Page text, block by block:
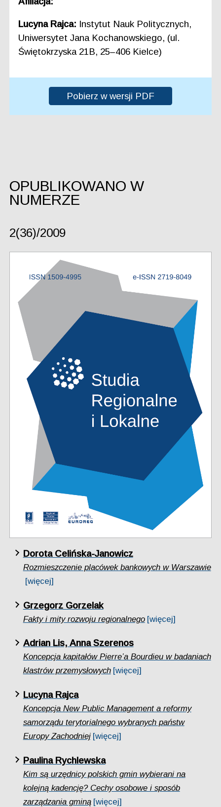
Lucyna Rajca: Instytut Nauk Politycznych,
Uniwersytet Jana Kochanowskiego, (ul.
Świętokrzyska 21B, 25–406 Kielce)
Pobierz w wersji PDF
OPUBLIKOWANO W
NUMERZE
2(36)/2009
Dorota Celińska-Janowicz
Rozmieszczenie placówek bankowych w Warszawie
[więcej]
Grzegorz Gorzelak
Fakty i mity rozwoju regionalnego [więcej]
Adrian Lis, Anna Szerenos
Koncepcja kapitałów Pierre’a Bourdieu w badaniach
klastrów przemysłowych [więcej]
Lucyna Rajca
Koncepcja New Public Management a reformy
samorządu terytorialnego wybranych państw
Europy Zachodniej [więcej]
Paulina Rychlewska
Kim są urzędnicy polskich gmin wybierani na
kolejną kadencję? Cechy osobowe i sposób
zarządzania gminą [więcej]